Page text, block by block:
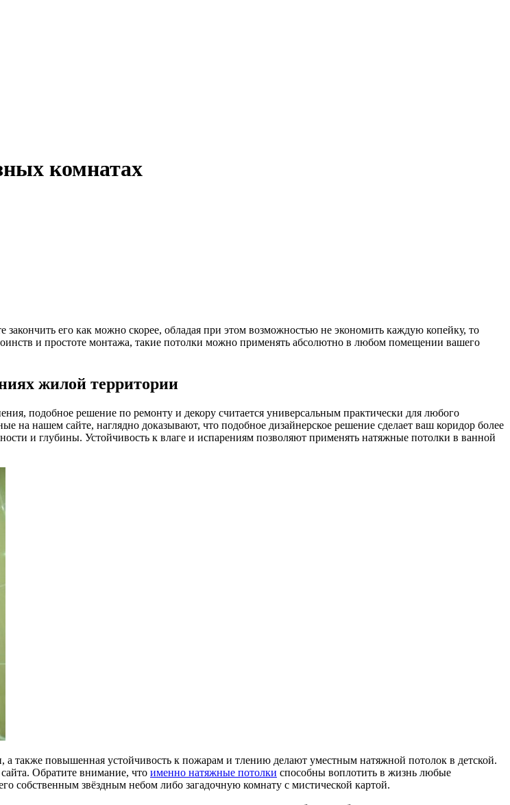
комнатах
его как можно скорее, обладая при этом возможностью не экономить каждую копейку, то
и простоте монтажа, такие потолки можно применять абсолютно в любом помещении вашего
жилой территории
подобное решение по ремонту и декору считается универсальным практически для любого
на нашем сайте, наглядно доказывают, что подобное дизайнерское решение сделает ваш коридор более
и глубины. Устойчивость к влаге и испарениям позволяют применять натяжные потолки в ванной
а также повышенная устойчивость к пожарам и тлению делают уместным натяжной потолок в детской.
Обратите внимание, что именно натяжные потолки способны воплотить в жизнь любые
собственным звёздным небом либо загадочную комнату с мистической картой.